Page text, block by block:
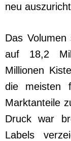
neu
Das
auf 18,2
Millionen
die meisten
Marktanteile
Druck war
Labels